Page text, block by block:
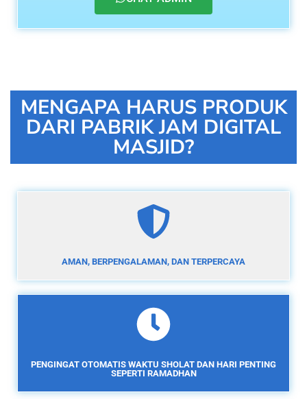
MENGAPA HARUS PRODUK
DARI PABRIK JAM DIGITAL
MASJID?
AMAN, BERPENGALAMAN, DAN TERPERCAYA
PENGINGAT OTOMATIS WAKTU SHOLAT DAN HARI PENTING
SEPERTI RAMADHAN